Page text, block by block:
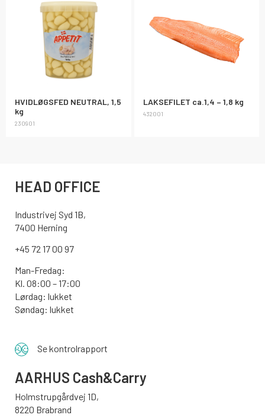
HVIDLØGSFED NEUTRAL, 1,5
kg
230901
LAKSEFILET ca.1,4 – 1,8 kg
432001
HEAD OFFICE
Industrivej Syd 1B,
7400 Herning
+45 72 17 00 97
Man-Fredag:
Kl. 08:00 – 17:00
Lørdag: lukket
Søndag: lukket
Se kontrolrapport
AARHUS Cash&Carry
Holmstrupgårdvej 1D,
8220 Brabrand